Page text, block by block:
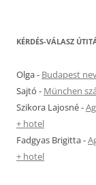
KÉRDÉS-VÁLASZ
Olga- Budapest
Sajtó - München
Szikora Lajosné-
+ hotel
Fadgyas Brigitta-
+ hotel